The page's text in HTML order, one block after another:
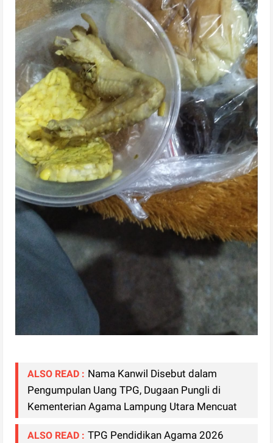
ALSO READ : Nama Kanwil Disebut dalam
Pengumpulan Uang TPG, Dugaan Pungli di
Kementerian Agama Lampung Utara Mencuat
ALSO READ : TPG Pendidikan Agama 2026